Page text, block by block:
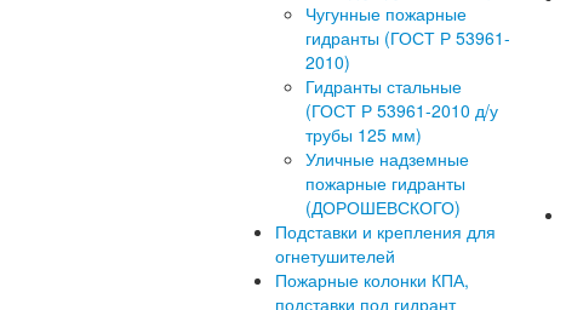
Чугунные пожарные
гидранты (ГОСТ Р 53961-
2010)
Гидранты стальные
(ГОСТ Р 53961-2010 д/у
трубы 125 мм)
Уличные надземные
пожарные гидранты
(ДОРОШЕВСКОГО)
Подставки и крепления для
огнетушителей
Пожарные колонки КПА,
подставки под гидрант